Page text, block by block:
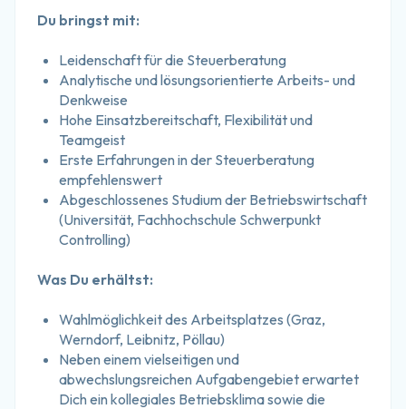
Du bringst mit:
Leidenschaft für die Steuerberatung
Analytische und lösungsorientierte Arbeits- und
Denkweise
Hohe Einsatzbereitschaft, Flexibilität und
Teamgeist
Erste Erfahrungen in der Steuerberatung
empfehlenswert
Abgeschlossenes Studium der Betriebswirtschaft
(Universität, Fachhochschule Schwerpunkt
Controlling)
Was Du erhältst:
Wahlmöglichkeit des Arbeitsplatzes (Graz,
Werndorf, Leibnitz, Pöllau)
Neben einem vielseitigen und
abwechslungsreichen Aufgabengebiet erwartet
Dich ein kollegiales Betriebsklima sowie die